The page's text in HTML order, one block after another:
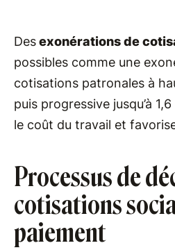
Desexonérations de
possibles comme une
cotisations patronales à
puis progressive jusqu’à
le coût du travail et
Processus de
cotisations
paiement